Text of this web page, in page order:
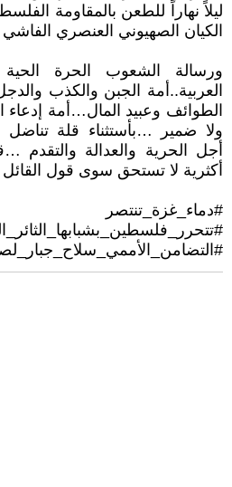
ليلاً نهاراً للطعن بالمقاومة
الكيان الصهيوني العنصري
ورسالة الشعوب الحرة الحية
العربية..أمة الجبن والكذب
الطوائف وعبيد المال…أمة
ولا ضمير …بأستثناء قلة
أجل الحرية والعدالة
أكثرية لا تستحق سوى قول
#دماء_غزة_تنتصر